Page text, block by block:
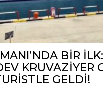
BİR
KRUVAZİYER
GELDİ!